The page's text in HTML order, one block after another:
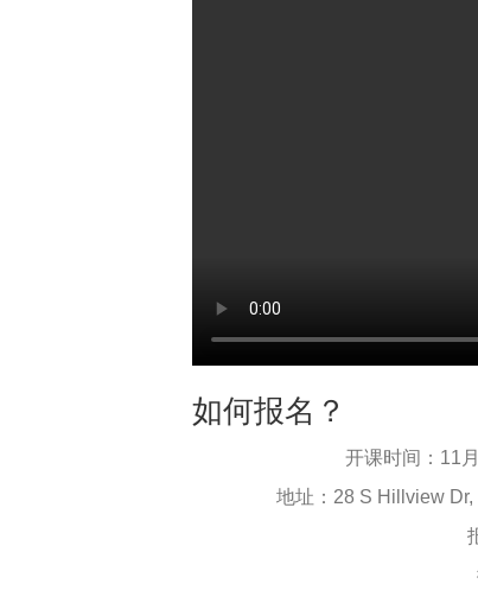
如何报名？
开课时间：11
地址：28 S Hillview Dr,